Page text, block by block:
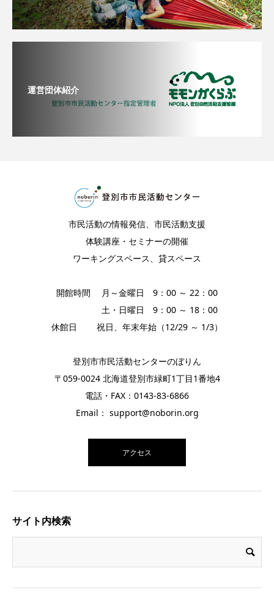
運営団体紹介
市民活動の情報発信、市民活動支援
体験講座・セミナーの開催
ワーキングスペース、貸スペース
開館時間 月～金曜日 9：00 ～ 22：00
土・日曜日 9：00 ～ 18：00
休館日 祝日、年末年始（12/29 ～ 1/3）
登別市市民活動センターのぼりん
〒059-0024 北海道登別市緑町1丁目1番地4
電話・FAX：0143-83-6866
Email： support@noborin.org
アクセス
サイト内検索